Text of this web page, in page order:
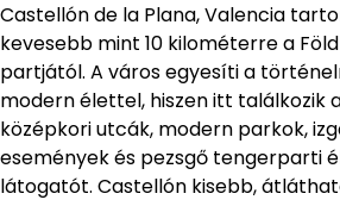
Castellón de la Plana, Valencia
kevesebb mint 10 kilométerre a
partjától. A város egyesíti a
modern élettel, hiszen itt találkozik
középkori utcák, modern parkok,
események és pezsgő tengerparti
látogatót. Castellón kisebb,